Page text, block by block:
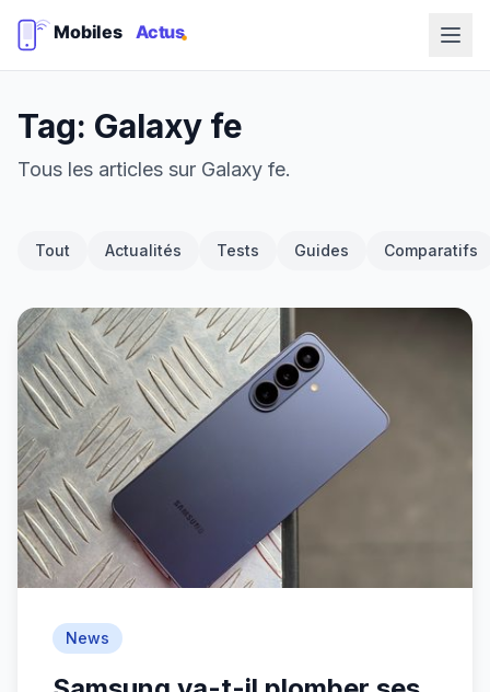
Tag: Galaxy fe
Tous les articles sur Galaxy fe.
Tout Actualités Tests Guides Comparatifs
News